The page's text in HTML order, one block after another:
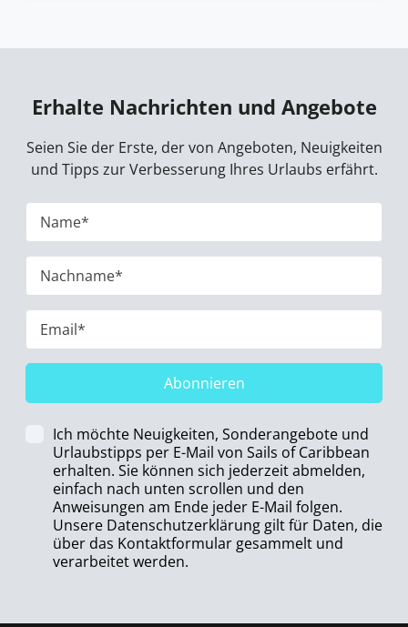
Erhalte Nachrichten und Angebote
Seien Sie der Erste, der von Angeboten, Neuigkeiten
und Tipps zur Verbesserung Ihres Urlaubs erfährt.
Abonnieren
Ich möchte Neuigkeiten, Sonderangebote und
Urlaubstipps per E-Mail von Sails of Caribbean
erhalten. Sie können sich jederzeit abmelden,
einfach nach unten scrollen und den
Anweisungen am Ende jeder E-Mail folgen.
Unsere Datenschutzerklärung gilt für Daten, die
über das Kontaktformular gesammelt und
verarbeitet werden.